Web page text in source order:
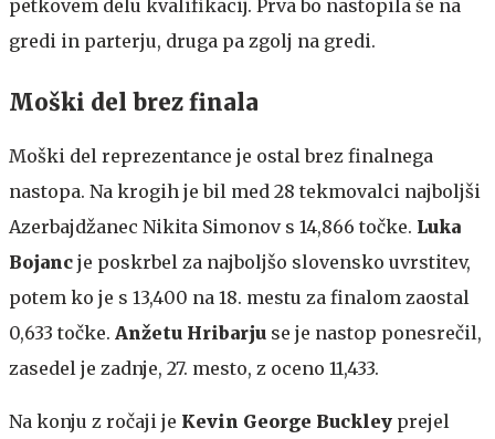
petkovem delu kvalifikacij. Prva bo nastopila še na
gredi in parterju, druga pa zgolj na gredi.
Moški del brez finala
Moški del reprezentance je ostal brez finalnega
nastopa. Na krogih je bil med 28 tekmovalci najboljši
Azerbajdžanec Nikita Simonov s 14,866 točke. Luka
Bojanc je poskrbel za najboljšo slovensko uvrstitev,
potem ko je s 13,400 na 18. mestu za finalom zaostal
0,633 točke. Anžetu Hribarju se je nastop ponesrečil,
zasedel je zadnje, 27. mesto, z oceno 11,433.
Na konju z ročaji je Kevin George Buckley prejel